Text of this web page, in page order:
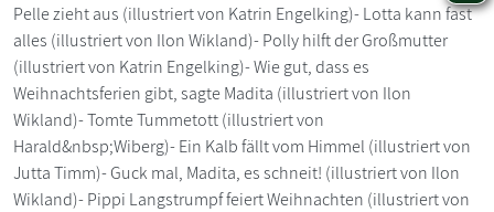
Pelle zieht aus (illustriert von Katrin Engelking)- Lotta kann fast
alles (illustriert von Ilon Wikland)- Polly hilft der Großmutter
(illustriert von Katrin Engelking)- Wie gut, dass es
Weihnachtsferien gibt, sagte Madita (illustriert von Ilon
Wikland)- Tomte Tummetott (illustriert von
Harald&nbsp;Wiberg)- Ein Kalb fällt vom Himmel (illustriert von
Jutta Timm)- Guck mal, Madita, es schneit! (illustriert von Ilon
Wikland)- Pippi Langstrumpf feiert Weihnachten (illustriert von